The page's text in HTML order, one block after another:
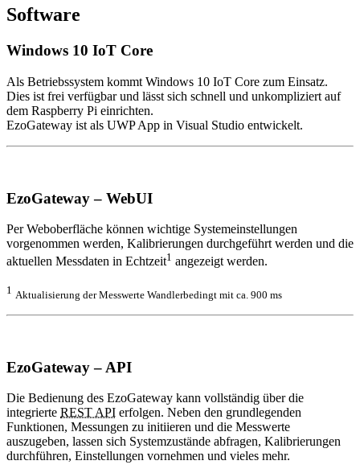
Software
Windows 10 IoT Core
Als Betriebssystem kommt Windows 10 IoT Core zum Einsatz.
Dies ist frei verfügbar und lässt sich schnell und unkompliziert auf
dem Raspberry Pi einrichten.
EzoGateway ist als UWP App in Visual Studio entwickelt.
EzoGateway – WebUI
Per Weboberfläche können wichtige Systemeinstellungen
vorgenommen werden, Kalibrierungen durchgeführt werden und die
aktuellen Messdaten in Echtzeit1 angezeigt werden.
1 Aktualisierung der Messwerte Wandlerbedingt mit ca. 900 ms
EzoGateway – API
Die Bedienung des EzoGateway kann vollständig über die
integrierte REST API erfolgen. Neben den grundlegenden
Funktionen, Messungen zu initiieren und die Messwerte
auszugeben, lassen sich Systemzustände abfragen, Kalibrierungen
durchführen, Einstellungen vornehmen und vieles mehr.